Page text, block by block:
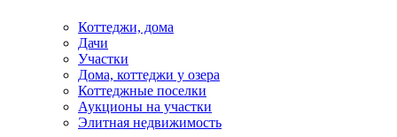
Коттеджи, дома
Дачи
Участки
Дома, коттеджи у озера
Коттеджные поселки
Аукционы на участки
Элитная недвижимость